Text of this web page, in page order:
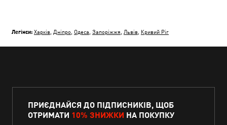
Легінси: Харків Дніпро Одеса Запоріжжя Львів Кривий Ріг
ПРИЄДНАЙСЯ ДО ПІДПИСНИКІВ, ЩОБ
ОТРИМАТИ 10% ЗНИЖКИ НА ПОКУПКУ